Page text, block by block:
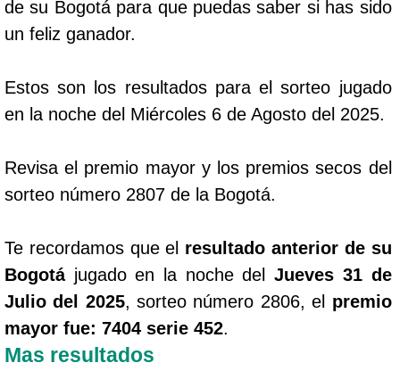
de su Bogotá para que puedas saber si has sido
un feliz ganador.
Estos son los resultados para el sorteo jugado
en la noche del Miércoles 6 de Agosto del 2025.
Revisa el premio mayor y los premios secos del
sorteo número 2807 de la Bogotá.
Te recordamos que el resultado anterior de su
Bogotájugado en la noche delJueves 31 de
Julio del 2025, sorteo número 2806, el premio
mayor fue: 7404 serie 452.
Mas resultados